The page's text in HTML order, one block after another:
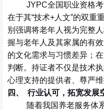
JYPC全国职业资格
在于其“技术+人文”的双重
别强调将老年人视为完整
握与老年人及其家属的有
的文化需求与习惯差异；
判断。持证者不仅是技术
心理支持的提供者、尊严维
四、
行业认可，拓宽发展
随着我国养老服务体